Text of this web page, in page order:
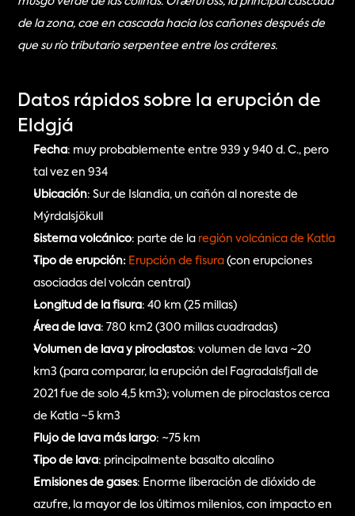
de la zona, cae en cascada hacia los cañones después de
que su río tributario serpentee entre los cráteres.
Datos rápidos sobre la erupción de
Eldgjá
Fecha: muy probablemente entre 939 y 940 d. C., pero
tal vez en 934
Ubicación: Sur de Islandia, un cañón al noreste de
Mýrdalsjökull
Sistema volcánico: parte de la región volcánica de Katla
Tipo de erupción: Erupción de fisura (con erupciones
asociadas del volcán central)
Longitud de la fisura: 40 km (25 millas)
Área de lava: 780 km2 (300 millas cuadradas)
Volumen de lava y piroclastos: volumen de lava ~20
km3 (para comparar, la erupción del Fagradalsfjall de
2021 fue de solo 4,5 km3); volumen de piroclastos cerca
de Katla ~5 km3
Flujo de lava más largo: ~75 km
Tipo de lava: principalmente basalto alcalino
Emisiones de gases: Enorme liberación de dióxido de
azufre, la mayor de los últimos milenios, con impacto en